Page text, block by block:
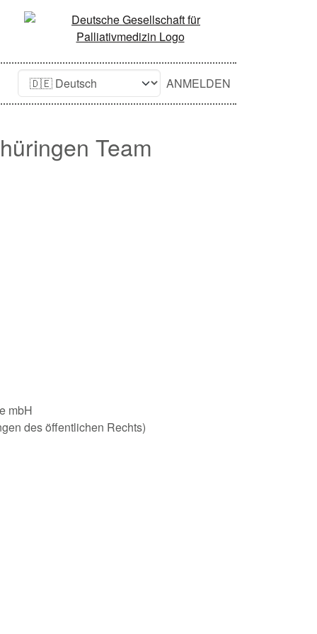
ANMELDEN
Team
mbH
des öffentlichen Rechts)